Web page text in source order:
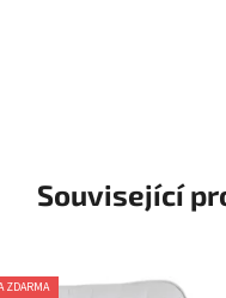
Související
ZDARMA